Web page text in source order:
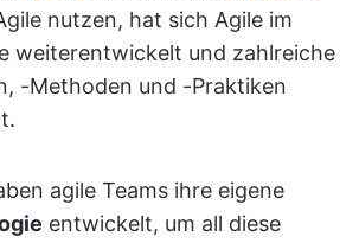
nutzen, hat sich Agile im
weiterentwickelt und zahlreiche
-Methoden und -Praktiken
agile Teams ihre eigene
entwickelt, um all diese